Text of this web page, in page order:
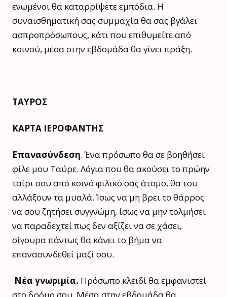
ενωμένοι θα καταρρίψετε εμπόδια. Η
συναισθηματική σας συμμαχία θα σας βγάλει
ασπροπρόσωπους, κάτι που επιθυμείτε από
κοινού, μέσα στην εβδομάδα θα γίνει πράξη.
ΤΑΥΡΟΣ
ΚΑΡΤΑ ΙΕΡΟΦΑΝΤΗΣ
Επανασύνδεση. Ένα πρόσωπο θα σε βοηθήσει
φίλε μου Ταύρε. Λόγια που θα ακούσει το πρώην
ταίρι σου από κοινό φιλικό σας άτομο, θα του
αλλάξουν τα μυαλά. Ίσως να μη βρει το θάρρος
να σου ζητήσει συγγνώμη, ίσως να μην τολμήσει
να παραδεχτεί πως δεν αξίζει να σε χάσει,
σίγουρα πάντως θα κάνει το βήμα να
επανασυνδεθεί μαζί σου.
Νέα γνωριμία. Πρόσωπο κλειδί θα εμφανιστεί